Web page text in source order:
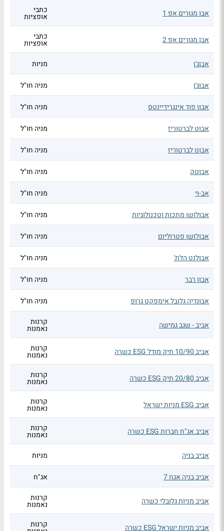
אבו מגורים אפ 1 כתבי
אופציות
אבו מגורים אפ 2 כתבי
אופציות
אבוג'ן
מניות
אבוג'ן מניה חו"ל
אבוו פוד אינגרידיינטס מניה חו"ל
אבוט לברטוריז מניה חו"ל
אבוט לברטוריז מניה חו"ל
אבוטק מניה חו"ל
אב-וי מניה חו"ל
אבולושן מתכות וטכנולוגיות מניה חו"ל
אבולושן פטרוליום מניה חו"ל
אבולנט הלת' מניה חו"ל
אבון רבר מניה חו"ל
אבונדיה גלובל אימפקט גרופ מניה חו"ל
אביב - שגב גמישה קרנות
נאמנות
אביב 10/90 תיק מודל ESG כשרה קרנות
נאמנות
אביב 20/80 תיק ESG כשרה קרנות
נאמנות
אביב ESG מניות ישראל קרנות
נאמנות
אביב אג"ח חברות ESG כשרה קרנות
נאמנות
אביב בניה
מניות
אביב בניה אגח 7 אג"ח
אביב מניות גלובלי כשרה קרנות
נאמנות
אביב מניות ישראל ESG כשרה קרנות